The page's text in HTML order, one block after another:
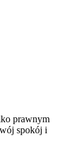
prawnym
spokój i